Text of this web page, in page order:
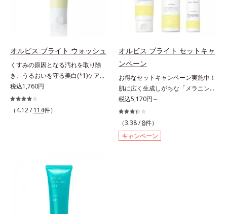
スを防ぐ（ウォッシュを除く）*2
湿力*3 年齢に応じたお手入れのこ
角層*5 乾燥による*6 洗浄によ
*8 乾燥、ハリ・ツヤのなさ*9
保湿成分*10 ロニセラカエルレア
果汁、ノバラエキス配合＝うるおい
を与えハリと透明感に満ちた肌へ導
く保湿成分*11 メマツヨイグサ抽
内スキンケアシリーズの保湿力*3
年齢に応じたお手入れのこと*4 う
るおいによる*5 乾燥、ハリ・ツヤ
ロニセラカエルレア果汁、ノバラエ
キス配合＝うるおいを与えハリと透
明感に満ちた肌へ導く保湿成分*9
メマツヨイグサ抽出液、スイカズラ
エキス配合＝角層のすみずみまで水
分・油分を保ち、ハリ・ツヤを与え
る保湿成分*10 気持ちのこと各商品
の詳しい情報は商品ページをご覧く
ださい。・BEAUTY夏祭りは、こち
肌悩みに応え、“未来”を見据えて好
ローチする進化を遂げました。うる
アイテム同士をなじみやすくする
8アイテム分の機能を3ステップに集
約し、よりシンプルなお手入れで、
ハリ・ツヤのある好印象な清潔透明
肌(*1)へ導きます。*1 うるおいによ
る透明感のある肌*2 男性の顔画像
2022年12月22日時点で、科学文献
データベースPubMed及びGoogle
scholarにより国内化粧品業界にお
いて該当文献がないことを確認（ポ
ーラ化成研究所調べ）
ンディショニング処方と、贅沢に配
合された保湿成分。一瞬取り去るだ
けのケアに留まらず、洗うたびにく
整え、パールエキス(*3)とヒアルロ
な透明感を叶えます。顔色がどんよ
りしている、ファンデのノリがイマ
イチ、肌のざらつきやくすみが気に
なる、化粧水が肌になじまな
い……。こんなお悩みが気になると
きに。週に1～4回、いつもの洗顔料
と置き換えてお使いください。*1
オルビス ブライト ウォッシュ
くすみの原因となる汚れを取り除
き、うるおいを守る美白(*1)ケアシ
リーズの洗顔料。業界初(*2)知見
「メラニンの第三のルート」である
「横のひろがり」に着目して、全方
という「点」だけでなく、透明感の
なさなどの「面」での透明感を阻害
する原因を引き起こしていることが
わかりました。そこでオルビス ブ
税込1,760円
（4.12 / 114件）
オルビス ブライト セットキャ
ンペーン
お得なセットキャンペーン実施中！
肌に広く生成しがちな「メラニンに
じみ(*1)」の原因をブロック(*2)！
澄み渡る輝き透明肌(*3)へ。業界初
(*4)知見「メラニンの第三のルー
ト」である「横のひろがり」に着目
して、全方位から透明肌を目指すブ
税込5,170円～
（3.38 / 8件）
キャンペーン